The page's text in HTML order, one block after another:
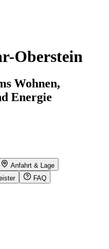
Oberstein
Wohnen,
Energie
Anfahrt & Lage
FAQ